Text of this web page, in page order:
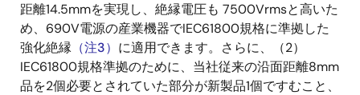
距離14.5mmを実現し、絶縁電圧も 7500Vrmsと高いた
め、690V電源の産業機器でIEC61800規格に準拠した
強化絶縁 （注3） に適用できます。さらに、（2）
IEC61800規格準拠のために、当社従来の沿面距離8mm
品を2個必要とされていた部分が新製品1個ですむこと、